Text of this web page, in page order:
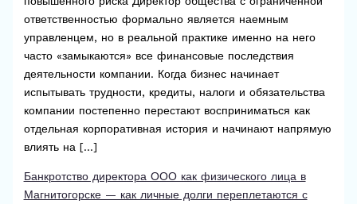
ответственностью формально является наемным
управленцем, но в реальной практике именно на него
часто «замыкаются» все финансовые последствия
деятельности компании. Когда бизнес начинает
испытывать трудности, кредиты, налоги и обязательства
компании постепенно перестают восприниматься как
отдельная корпоративная история и начинают напрямую
влиять на […]
Банкротство директора ООО как физического лица в
Магнитогорске — как личные долги переплетаются с